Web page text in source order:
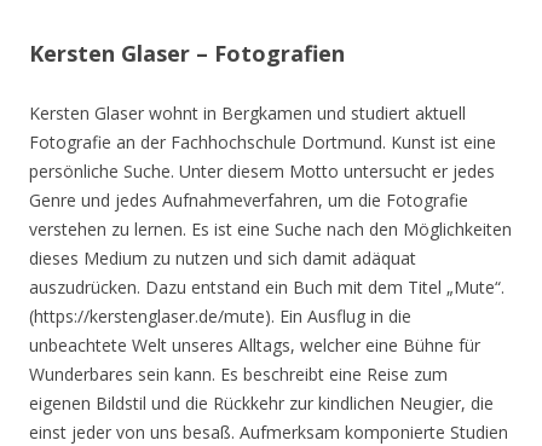
Kersten Glaser – Fotografien
Kersten Glaser wohnt in Bergkamen und studiert aktuell
Fotografie an der Fachhochschule Dortmund. Kunst ist eine
persönliche Suche. Unter diesem Motto untersucht er jedes
Genre und jedes Aufnahmeverfahren, um die Fotografie
verstehen zu lernen. Es ist eine Suche nach den Möglichkeiten
dieses Medium zu nutzen und sich damit adäquat
auszudrücken. Dazu entstand ein Buch mit dem Titel „Mute“.
(https://kerstenglaser.de/mute). Ein Ausflug in die
unbeachtete Welt unseres Alltags, welcher eine Bühne für
Wunderbares sein kann. Es beschreibt eine Reise zum
eigenen Bildstil und die Rückkehr zur kindlichen Neugier, die
einst jeder von uns besaß. Aufmerksam komponierte Studien